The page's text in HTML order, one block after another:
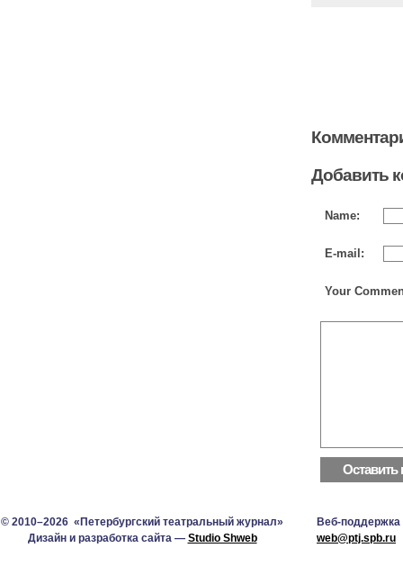
Добавить
Name:
E-mail:
Your
© 2010–2026 «Петербургский театральный журнал»
Дизайн и разработка сайта — Studio Shweb
Веб-поддержка
web@ptj.spb.ru